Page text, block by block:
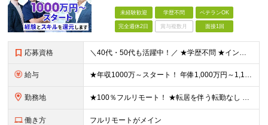
未経験歓迎 学歴不問 ベテランOK
完全週休2日 賞与複数月 面接1回
応募資格 ＼40代・50代も活躍中！／ ★学歴不問 ★インフラエンジニアの経験を5年以上お持ちの方 ≪こんな方にピッタリです！≫ ◎自身の市場価値を正当に評価してほしい ◎今より年収をアップさせたい ◎多彩な
給与 ★年収1000万～スタート！ 年俸1,000万円～1,162万8,000円（12分割） ※経験・スキルを考慮の上決定します ※上記金額には固定残業代（月30h分・158,400円～184,000円
勤務地 ★100％フルリモート！ ★転居を伴う転勤なし 本社またはプロジェクト先にて勤務いただきます！ ※プロジェクト先は一都三県及び23区内がメイン 【本社】 東京都新宿区神楽坂1-2 研究社英語センタ
働き方 フルリモートがメイン